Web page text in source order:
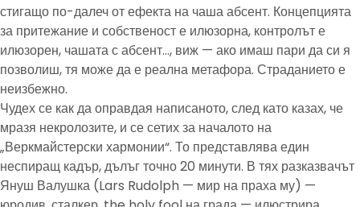
стигащо по-далеч от ефекта на чаша абсент. Концепцията
за притежание и собственост е илюзорна, контролът е
илюзорен, чашата с абсент…, виж — ако имаш пари да си я
позволиш, тя може да е реална метафора. Страданието е
неизбежно.
Чудех се как да оправдая написаното, след като казах, че
мразя некролозите, и се сетих за началото на
„Веркмайстерски хармонии“. То представлява един
неспиращ кадър, дълъг точно 20 минути. В тях разказвачът
Януш Валушка (Lars Rudolph — мир на праха му) —